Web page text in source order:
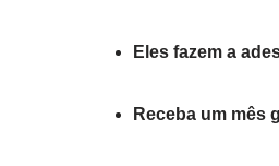
Eles fazem a
Receba um mês